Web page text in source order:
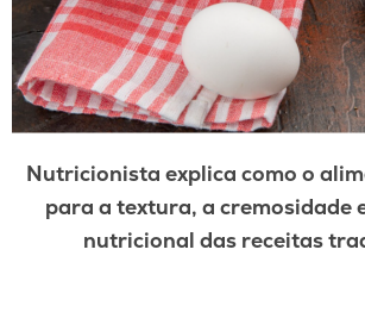
Nutricionista explica como o
para a textura, a cremosidade
nutricional das receitas